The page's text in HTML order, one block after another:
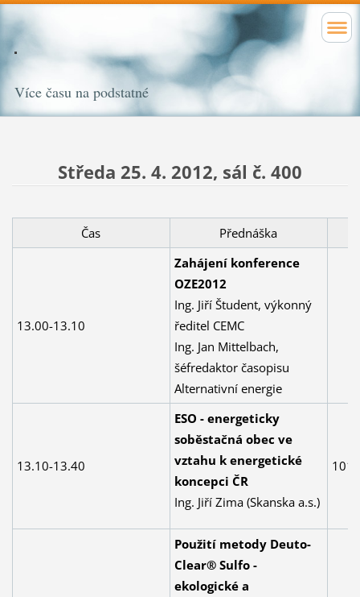
Více času na podstatné
Středa 25. 4. 2012, sál č. 400
Čas Přednáška
13.00-13.10
Zahájení konference
OZE2012
Ing. Jiří Študent, výkonný
ředitel CEMC
Ing. Jan Mittelbach,
šéfredaktor časopisu
Alternativní energie
13.10-13.40
ESO - energeticky
soběstačná obec ve
vztahu k energetické
koncepci ČR
Ing. Jiří Zima (Skanska a.s.)
101
Použití metody Deuto-
Clear® Sulfo -
ekologické a